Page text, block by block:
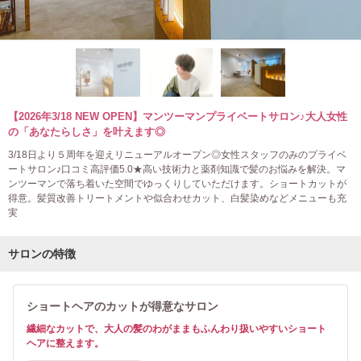
【2026年3/18 NEW OPEN】マンツーマンプライベートサロン♪大人女性
の「あなたらしさ」を叶えます◎
3/18日より５周年を迎えリニューアルオープン◎女性スタッフのみのプライベ
ートサロン♪口コミ高評価5.0★高い技術力と薬剤知識で髪のお悩みを解決。マ
ンツーマンで落ち着いた空間でゆっくりしていただけます。ショートカットが
得意。髪質改善トリートメントや似合わせカット、白髪染めなどメニューも充
実
サロンの特徴
ショートヘアのカットが得意なサロン
繊細なカットで、大人の髪のわがままもふんわり扱いやすいショート
ヘアに整えます。